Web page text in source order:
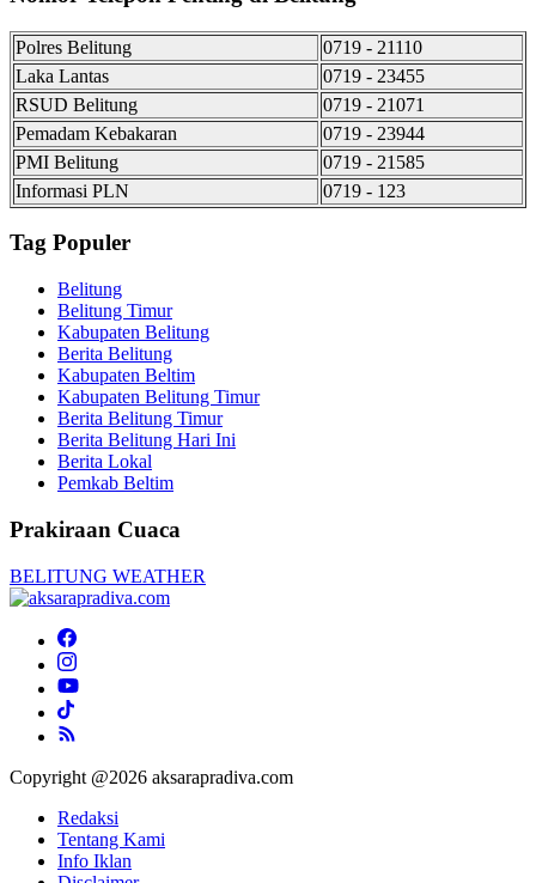
Polres Belitung
0719 - 21110
Laka Lantas
0719 - 23455
RSUD Belitung
0719 - 21071
Pemadam Kebakaran
0719 - 23944
PMI Belitung
0719 - 21585
Informasi PLN
0719 - 123
Tag Populer
Belitung
Belitung Timur
Kabupaten Belitung
Berita Belitung
Kabupaten Beltim
Kabupaten Belitung Timur
Berita Belitung Timur
Berita Belitung Hari Ini
Berita Lokal
Pemkab Beltim
Prakiraan Cuaca
BELITUNG WEATHER
Copyright @2026 aksarapradiva.com
Redaksi
Tentang Kami
Info Iklan